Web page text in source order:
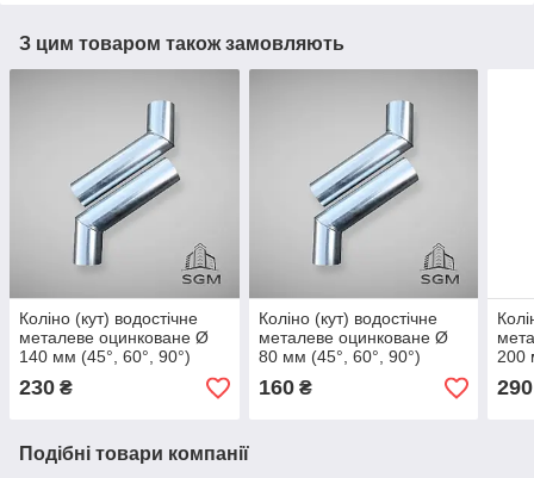
З цим товаром також замовляють
Коліно (кут) водостічне
металеве оцинковане Ø
140 мм (45°, 60°, 90°)
230 ₴
Коліно (кут) водостічне
металеве оцинковане Ø
80 мм (45°, 60°, 90°)
160₴
200
290
Подібні товари компанії